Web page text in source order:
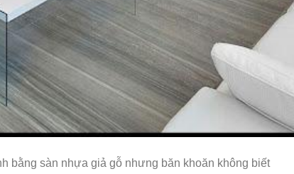
bằng sàn nhựa giả gỗ nhưng băn khoăn không biết